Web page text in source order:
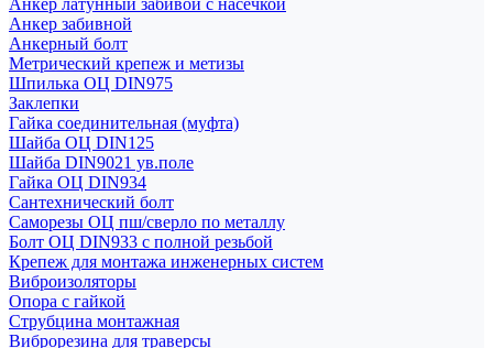
Анкер латунный забивой с насечкой
Анкер забивной
Анкерный болт
Метрический крепеж и метизы
Шпилька ОЦ DIN975
Заклепки
Гайка соединительная (муфта)
Шайба ОЦ DIN125
Шайба DIN9021 ув.поле
Гайка ОЦ DIN934
Сантехнический болт
Саморезы ОЦ пш/сверло по металлу
Болт ОЦ DIN933 с полной резьбой
Крепеж для монтажа инженерных систем
Виброизоляторы
Опора с гайкой
Струбцина монтажная
Виброрезина для траверсы